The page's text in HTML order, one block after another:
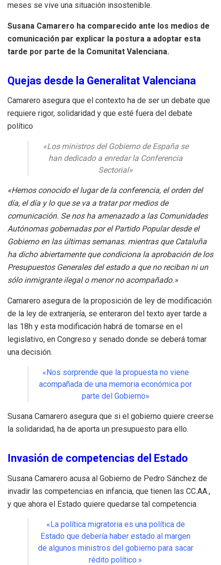
meses se vive una situación insostenible.
Susana Camarero ha comparecido ante los medios de
comunicación par explicar la postura a adoptar esta
tarde por parte de la Comunitat Valenciana.
Quejas desde la Generalitat Valenciana
Camarero asegura que el contexto ha de ser un debate que
requiere rigor, solidaridad y que esté fuera del debate
político
«Los ministros del Gobierno de España se
han dedicado a enredar la Conferencia
Sectorial»
«Hemos conocido el lugar de la conferencia, el orden del
día, el día y lo que se va a tratar por medios de
comunicación. Se nos ha amenazado a las Comunidades
Autónomas gobernadas por el Partido Popular desde el
Gobierno en las últimas semanas. mientras que Cataluña
ha dicho abiertamente que condiciona la aprobación de los
Presupuestos Generales del estado a que no reciban ni un
sólo inmigrante ilegal o menor no acompañado.»
Camarero asegura de la proposición de ley de modificación
de la ley de extranjería, se enteraron del texto ayer tarde a
las 18h y esta modificación habrá de tomarse en el
legislativo, en Congreso y senado donde se deberá tomar
una decisión.
«Nos sorprende que la propuesta no viene
acompañada de una memoria económica por
parte del Gobierno»
Susana Camarero asegura que si el gobierno quiere creerse
la solidaridad, ha de aporta un presupuesto para ello.
Invasión de competencias del Estado
Susana Camarero acusa al Gobierno de Pedro Sánchez de
invadir las competencias en infancia, que tienen las CC.AA.,
y que ahora el Estado quiere quedarse tal competencia.
«La política migratoria es una política de
Estado que debería haber estado al margen
de algunos ministros del gobierno para sacar
rédito político.»